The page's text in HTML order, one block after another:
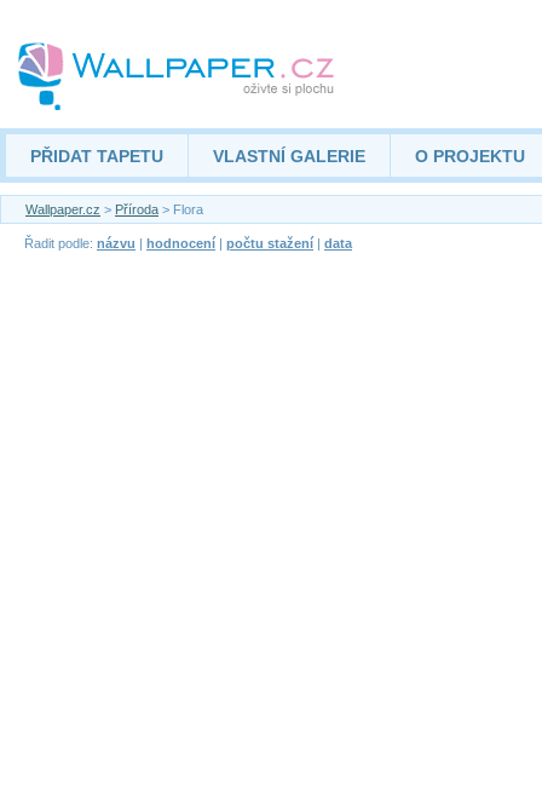
PŘIDAT TAPETU VLASTNÍ GALERIE O PROJEKTU
Wallpaper.cz > Příroda > Flora
Řadit podle: názvu | hodnocení | počtu stažení | data